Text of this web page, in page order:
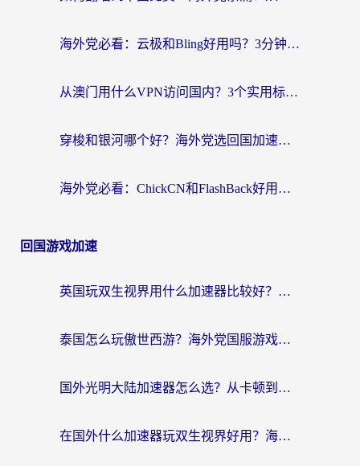
海外党必看：云极和Bling好用吗？3分钟教你选对回国加速器
从澳门用什么VPN访问国内？3个实用标准帮你避开坑，无缝刷剧听歌
穿梭和银河哪个好？海外党选回国加速器的避坑指南，附番茄加速器实测体验
海外党必看：ChickCN和FlashBack好用吗？3招教你选对回国加速器（附云极、HomeCN、斧牛vs艾果对比）
回国游戏加速
英国玩双生视界用什么加速器比较好？海外党亲测有效的国服游戏加速方案
泰国怎么玩傲世西游？海外党国服游戏加速终极攻略（附光明大陆量子特攻实测）
国外光明大陆加速器怎么选？从卡顿到丝滑的终极指南（含德国玩走开外星人墨西哥玩俄罗斯方块技巧）
在国外什么加速器玩双生视界好用？海外党亲测不踩坑的终极指南